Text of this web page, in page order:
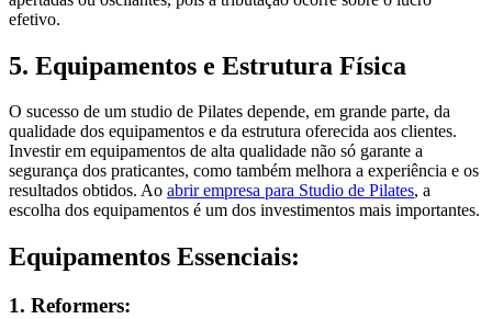
efetivo.
5. Equipamentos e Estrutura Física
O sucesso de um studio de Pilates depende, em grande parte, da
qualidade dos equipamentos e da estrutura oferecida aos clientes.
Investir em equipamentos de alta qualidade não só garante a
segurança dos praticantes, como também melhora a experiência e os
resultados obtidos. Ao abrir empresa para Studio de Pilates, a
escolha dos equipamentos é um dos investimentos mais importantes.
Equipamentos Essenciais:
1. Reformers: